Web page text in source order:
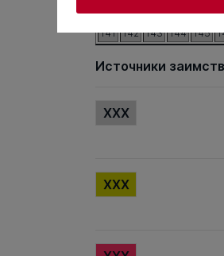
121 122 123 124 125
141 142 143 144 145
Источники
XXX
XXX